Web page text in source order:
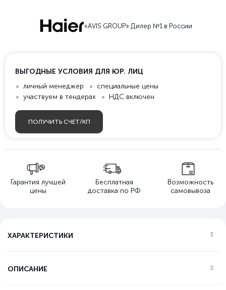
«AVIS GROUP» Дилер №1 в России
ВЫГОДНЫЕ УСЛОВИЯ ДЛЯ ЮР. ЛИЦ
личный менеджер
специальные цены
участвуем в тендерах
НДС включен
ПОЛУЧИТЬ СЧЕТ/КП
Гарантия лучшей
цены
Бесплатная
доставка по РФ
Возможность
самовывоза
ХАРАКТЕРИСТИКИ
ОПИСАНИЕ